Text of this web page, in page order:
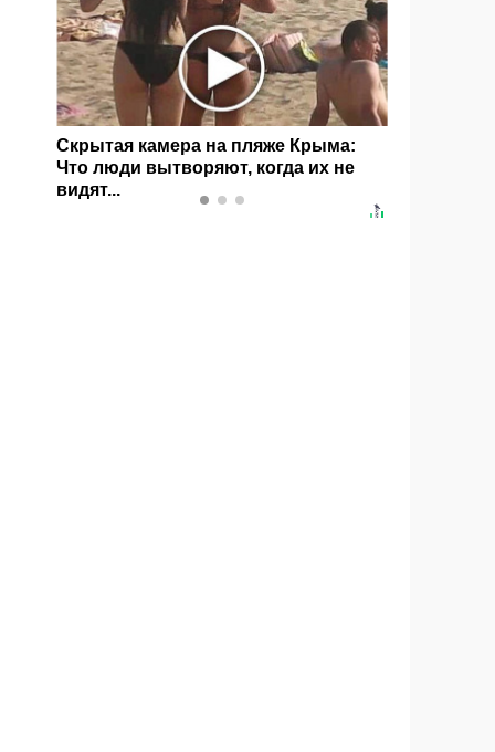
Скрытая камера на пляже Крыма:
Что люди вытворяют, когда их не
видят...